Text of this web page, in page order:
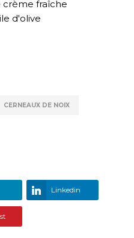
crème fraîche
d'olive
CERNEAUX DE NOIX
Linkedin